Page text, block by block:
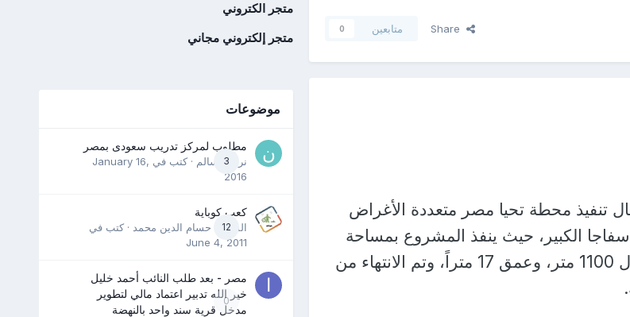
Share متابعين 0
تنفيذ محطة تحيا مصر متعددة الأغراض
الكبير، حيث ينفذ المشروع بمساحة
810 آلاف م٢ تقريباً، مع رصيف بطول 1100 متر، وعمق 17 متراً، وتم الانتهاء من
متجر الكتروني
متجر إلكتروني مجاني
موضوعات
3
مطلوب لمركز تدريب سعودى بمصر
نرمين سالم · كتب في January 16,
2016
12
كعب كوباية
المدرب حسام الدين محمد · كتب في
June 4, 2011
0
مصر - بعد طلب النائب أحمد خليل
خير الله تدبير اعتماد مالي لتطوير
مدخل قرية سند واحد بالنهضة